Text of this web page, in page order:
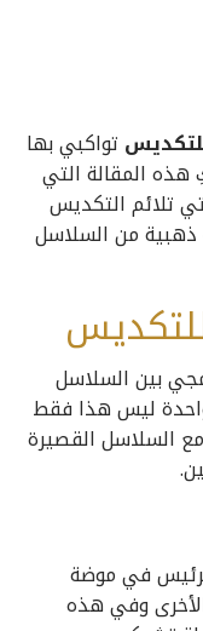
تواكبي بها
هذه المقالة التي
تلائم التكديس
من السلاسل
بين السلاسل
ليس هذا فقط
مع السلاسل القصيرة
في موضة
وفي هذه